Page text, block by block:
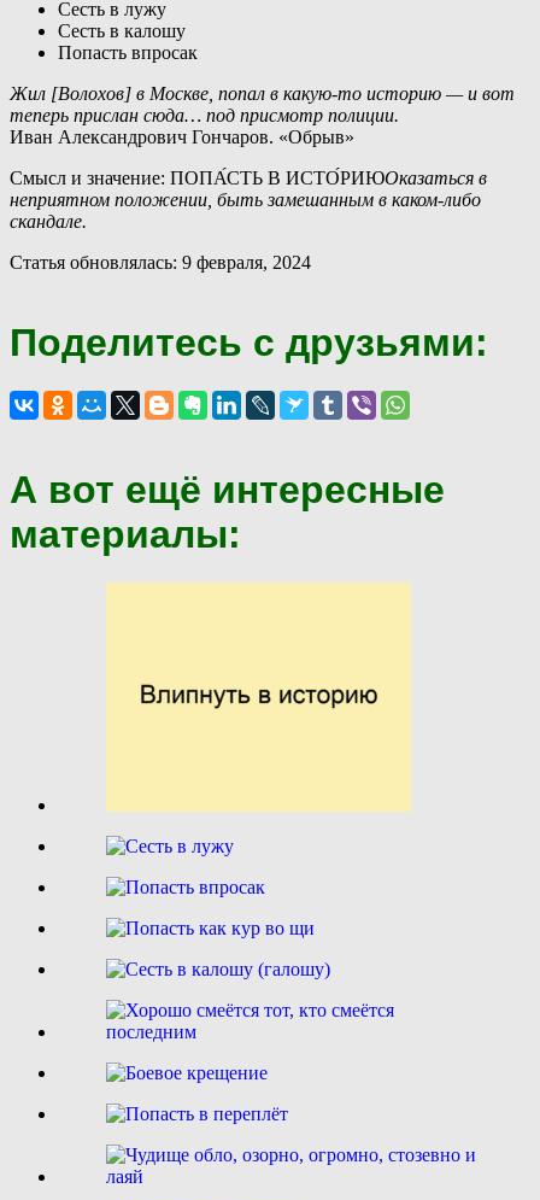
Сесть в лужу
Сесть в калошу
Попасть впросак
Жил [Волохов] в Москве, попал в какую-то историю — и вот
теперь прислан сюда… под присмотр полиции.
Иван Александрович Гончаров. «Обрыв»
Смысл и значение: ПОПА́СТЬ В ИСТО́РИЮОказаться в
неприятном положении, быть замешанным в каком-либо
скандале.
Статья обновлялась: 9 февраля, 2024
Поделитесь с друзьями:
А вот ещё интересные
материалы: